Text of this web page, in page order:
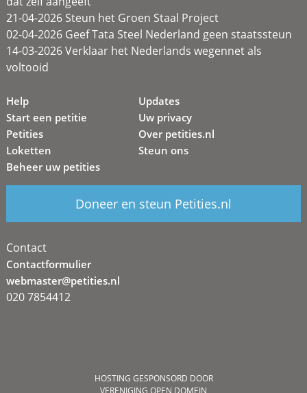
21-04-2026 Steun het Groen Staal Project
02-04-2026 Geef Tata Steel Nederland geen staatssteun
14-03-2026 Verklaar het Nederlands wegennet als
voltooid
Help
Start een petitie
Petities
Loketten
Beheer uw petities
Updates
Uw privacy
Over petities.nl
Steun ons
Doneer en steun Petities.nl
Contact
Contactformulier
webmaster@petities.nl
020 7854412
HOSTING GESPONSORD DOOR
VERENIGING OPEN DOMEIN